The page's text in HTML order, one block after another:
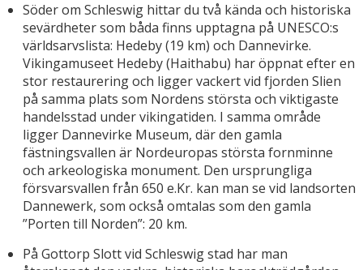
Söder om Schleswig hittar du två kända och historiska
sevärdheter som båda finns upptagna på UNESCO:s
världsarvslista: Hedeby (19 km) och Dannevirke.
Vikingamuseet Hedeby (Haithabu) har öppnat efter en
stor restaurering och ligger vackert vid fjorden Slien
på samma plats som Nordens största och viktigaste
handelsstad under vikingatiden. I samma område
ligger Dannevirke Museum, där den gamla
fästningsvallen är Nordeuropas största fornminne
och arkeologiska monument. Den ursprungliga
försvarsvallen från 650 e.Kr. kan man se vid landsorten
Dannewerk, som också omtalas som den gamla
”Porten till Norden”: 20 km.
På Gottorp Slott vid Schleswig stad har man